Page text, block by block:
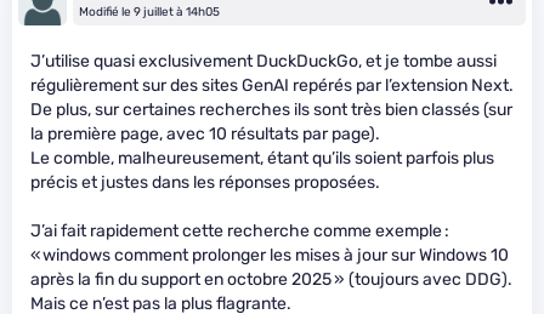
Modifié le 9 juillet à 14h05
J’utilise quasi exclusivement DuckDuckGo, et je tombe aussi
régulièrement sur des sites GenAI repérés par l’extension Next.
De plus, sur certaines recherches ils sont très bien classés (sur
la première page, avec 10 résultats par page).
Le comble, malheureusement, étant qu’ils soient parfois plus
précis et justes dans les réponses proposées.
J’ai fait rapidement cette recherche comme exemple :
« windows comment prolonger les mises à jour sur Windows 10
après la fin du support en octobre 2025 » (toujours avec DDG).
Mais ce n’est pas la plus flagrante.